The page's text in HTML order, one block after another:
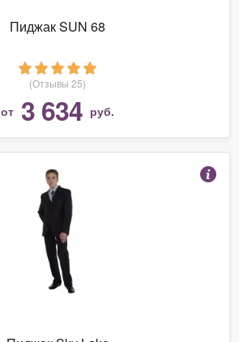
Пиджак SUN 68
(Отзывы 25)
от 3 634 руб.